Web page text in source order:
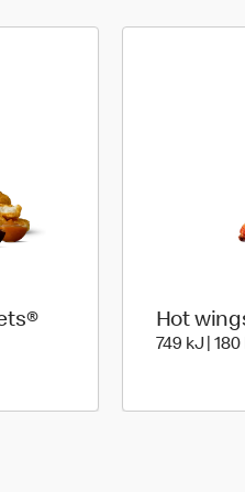
kilo joules | 834 kilo calories
Hot
749 kJ | 180